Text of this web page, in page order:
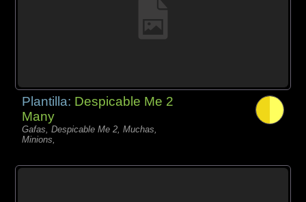
Plantilla: Despicable Me 2
Many
Gafas, Despicable Me 2, Muchas,
Minions,